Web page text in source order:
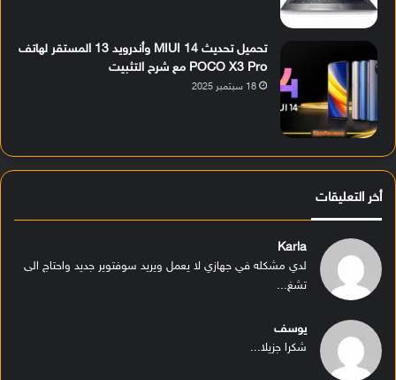
تحميل تحديث MIUI 14 وأندرويد 13 المستقر لهاتف
POCO X3 Pro مع شرح التثبيت
18 سبتمبر 2025
أخر التعليقات
Karla
لدي مشكله في جهازي لا يعمل ويريد سوفتوير جديد واحتاج الى
تشغ...
يوسف
شكرا جزيلا...